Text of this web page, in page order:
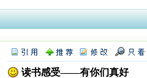
读书感受——有你们真好